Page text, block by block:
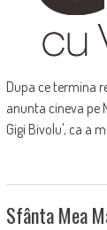
Dupa ce termina
anunta cineva pe
Gigi Bivolu', ca a
Sfânta Mea